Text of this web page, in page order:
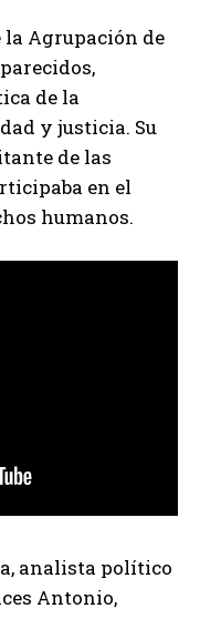
la Agrupación de
de la
y justicia. Su
de las
en el
humanos.
analista político
Antonio,